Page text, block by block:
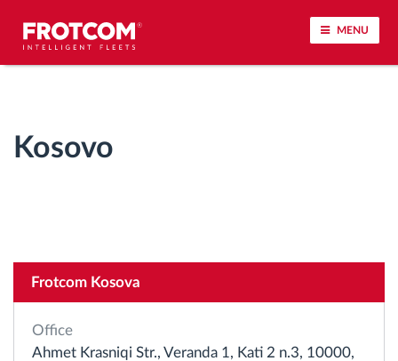
MENU
Rijgedrag analyse
Toegangsbeheer
Kosovo
Frotcom Kosova
Office
Ahmet Krasniqi Str., Veranda 1, Kati 2 n.3, 10000,